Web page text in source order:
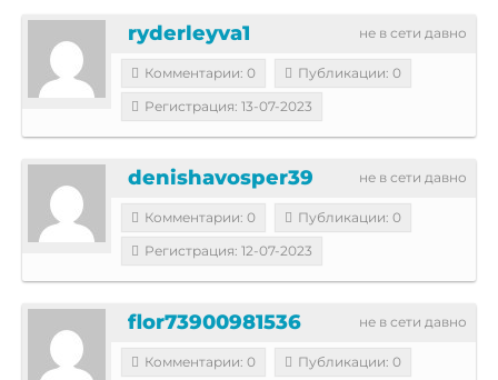
не в сети давно
ryderleyva1
Комментарии: 0
Публикации: 0
Регистрация: 13-07-2023
не в сети давно
denishavosper39
Комментарии: 0
Публикации: 0
Регистрация: 12-07-2023
не в сети давно
flor73900981536
Комментарии: 0
Публикации: 0